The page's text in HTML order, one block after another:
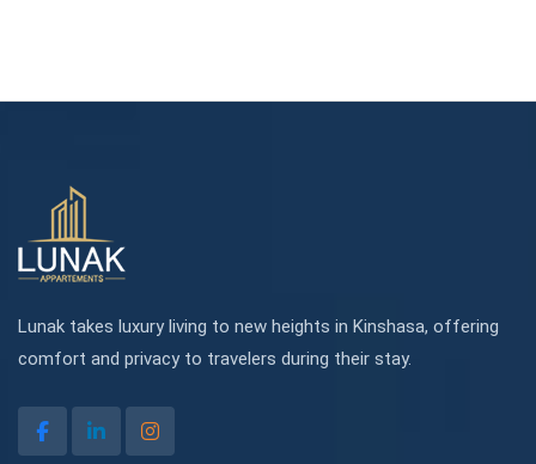
Lunak takes luxury living to new heights in Kinshasa, offering
comfort and privacy to travelers during their stay.